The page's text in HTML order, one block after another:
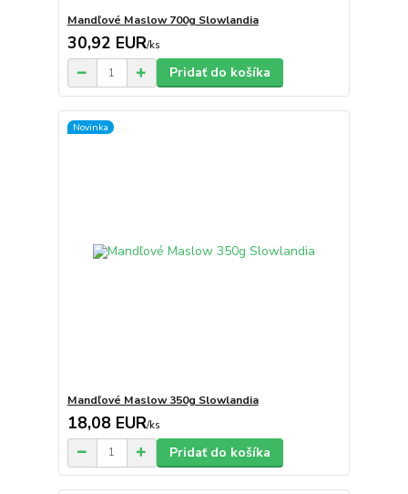
Mandľové Maslow 700g Slowlandia
30,92 EUR/ks
Pridať do košíka
Novinka
Mandľové Maslow 350g Slowlandia
18,08 EUR/ks
Pridať do košíka